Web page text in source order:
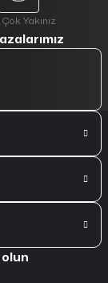
Yakınız